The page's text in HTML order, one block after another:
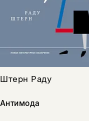
Штерн Раду
Антимода